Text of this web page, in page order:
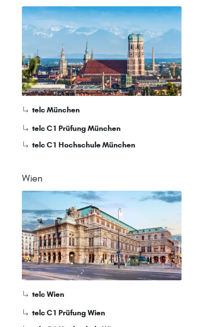
telc München
telc C1 Prüfung München
telc C1 Hochschule München
Wien
telc Wien
telc C1 Prüfung Wien